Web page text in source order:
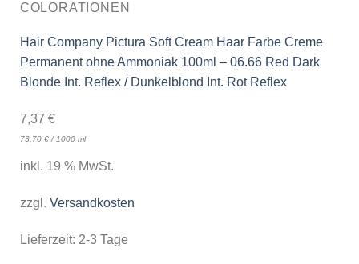
COLORATIONEN
Hair Company Pictura Soft Cream Haar Farbe Creme
Permanent ohne Ammoniak 100ml – 06.66 Red Dark
Blonde Int. Reflex / Dunkelblond Int. Rot Reflex
7,37 €
73,70 €/ 1000 ml
inkl. 19 % MwSt.
zzgl. Versandkosten
Lieferzeit: 2-3 Tage